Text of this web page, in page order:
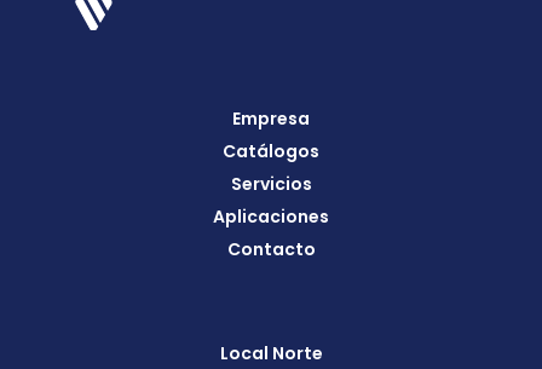
Empresa
Catálogos
Servicios
Aplicaciones
Contacto
Local Norte